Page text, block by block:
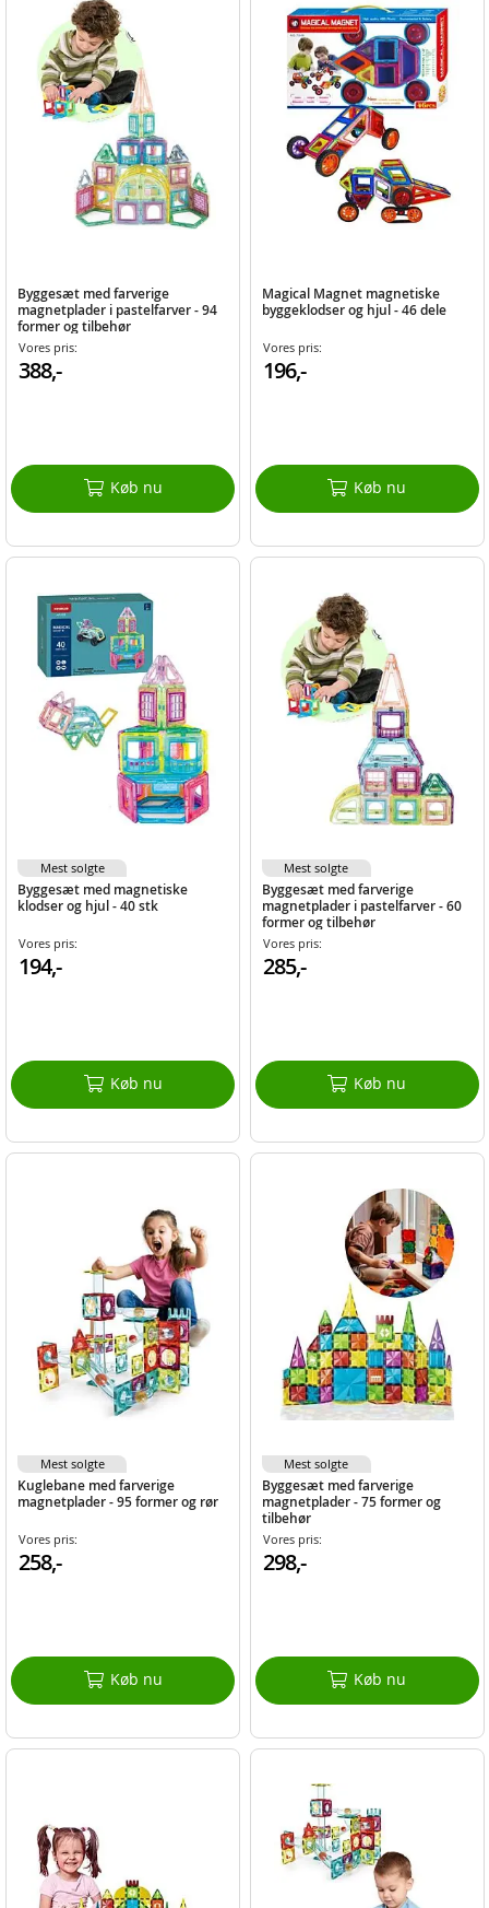
Byggesæt med farverige
magnetplader i pastelfarver - 94
former og tilbehør
Vores pris:
388,-
Køb nu
Magical Magnet magnetiske
byggeklodser og hjul - 46 dele
Vores pris:
196,-
Køb nu
Byggesæt med magnetiske
klodser og hjul - 40 stk
Vores pris:
194,-
Køb nu
Mest solgte
Byggesæt med farverige
magnetplader i pastelfarver - 60
former og tilbehør
Vores pris:
285,-
Køb nu
Mest solgte
Kuglebane med farverige
magnetplader - 95 former og rør
Vores pris:
258,-
Køb nu
Mest solgte
Byggesæt med farverige
magnetplader - 75 former og
tilbehør
Vores pris:
298,-
Køb nu
Mest solgte